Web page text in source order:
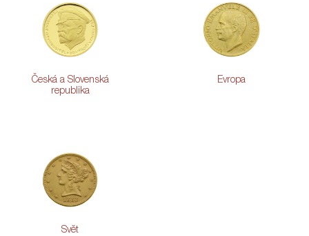
Česká a Slovenská
republika
Evropa
Svět